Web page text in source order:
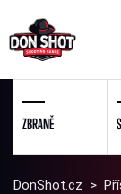
ZBRANĚ
DonShot.cz >